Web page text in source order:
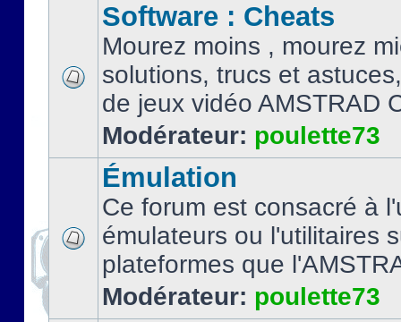
Software : Cheats
Mourez moins , mourez
solutions, trucs et
de jeux vidéo AMSTRAD
Modérateur: poulette73
Émulation
Ce forum est consacré à
émulateurs ou l'utilitaires
plateformes que
Modérateur: poulette73